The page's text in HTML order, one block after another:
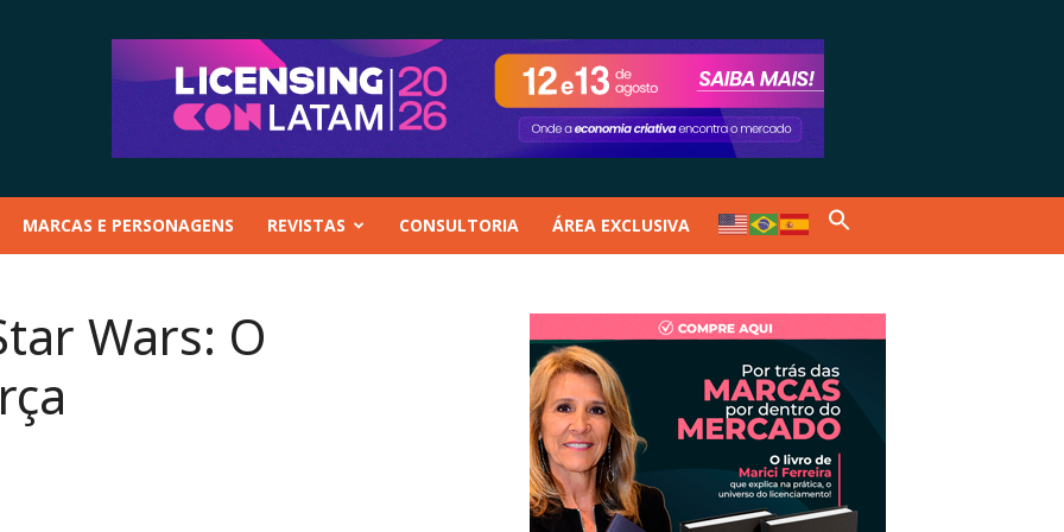
MARCAS E PERSONAGENS REVISTAS CONSULTORIA ÁREA EXCLUSIVA
Wars: O